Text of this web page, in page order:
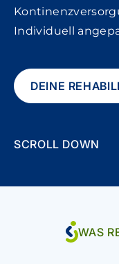
Individuell
DEINE
SCROLL DOWN
WAS